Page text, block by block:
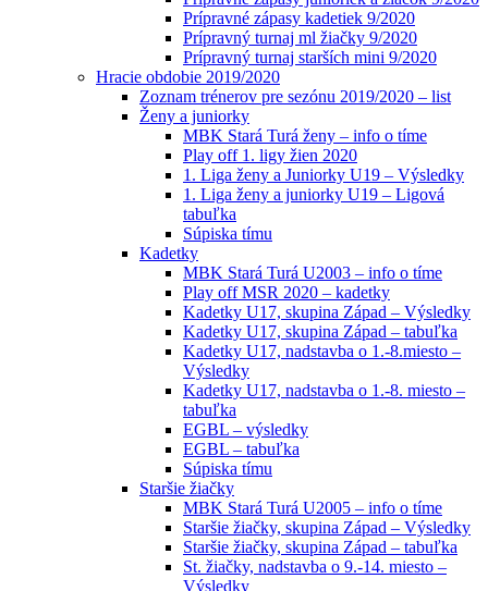
Prípravné zápasy kadetiek 9/2020
Prípravný turnaj ml žiačky 9/2020
Prípravný turnaj starších mini 9/2020
Hracie obdobie 2019/2020
Zoznam trénerov pre sezónu 2019/2020 – list
Ženy a juniorky
MBK Stará Turá ženy – info o tíme
Play off 1. ligy žien 2020
1. Liga ženy a Juniorky U19 – Výsledky
1. Liga ženy a juniorky U19 – Ligová
tabuľka
Súpiska tímu
Kadetky
MBK Stará Turá U2003 – info o tíme
Play off MSR 2020 – kadetky
Kadetky U17, skupina Západ – Výsledky
Kadetky U17, skupina Západ – tabuľka
Kadetky U17, nadstavba o 1.-8.miesto –
Výsledky
Kadetky U17, nadstavba o 1.-8. miesto –
tabuľka
EGBL – výsledky
EGBL – tabuľka
Súpiska tímu
Staršie žiačky
MBK Stará Turá U2005 – info o tíme
Staršie žiačky, skupina Západ – Výsledky
Staršie žiačky, skupina Západ – tabuľka
St. žiačky, nadstavba o 9.-14. miesto –
Výsledky